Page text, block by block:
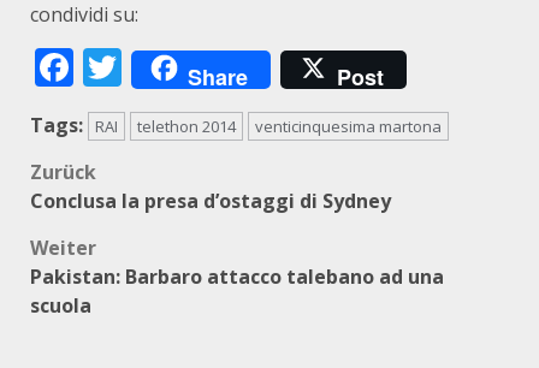
condividi su:
Facebook
Twitter
Share Post
Tags: RAI telethon 2014 venticinquesima martona
Beitragsnavigation
Zurück
Conclusa la presa d’ostaggi di Sydney
Weiter
Pakistan: Barbaro attacco talebano ad una
scuola